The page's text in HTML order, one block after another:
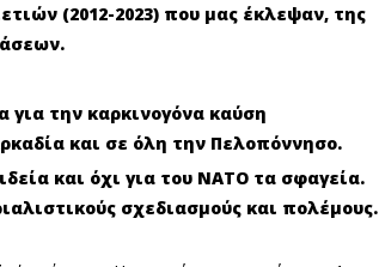
(2012-2023) που μας έκλεψαν, της
για την καρκινογόνα καύση
και σε όλη την Πελοπόννησο.
και όχι για του ΝΑΤΟ τα σφαγεία.
σχεδιασμούς και πολέμους.